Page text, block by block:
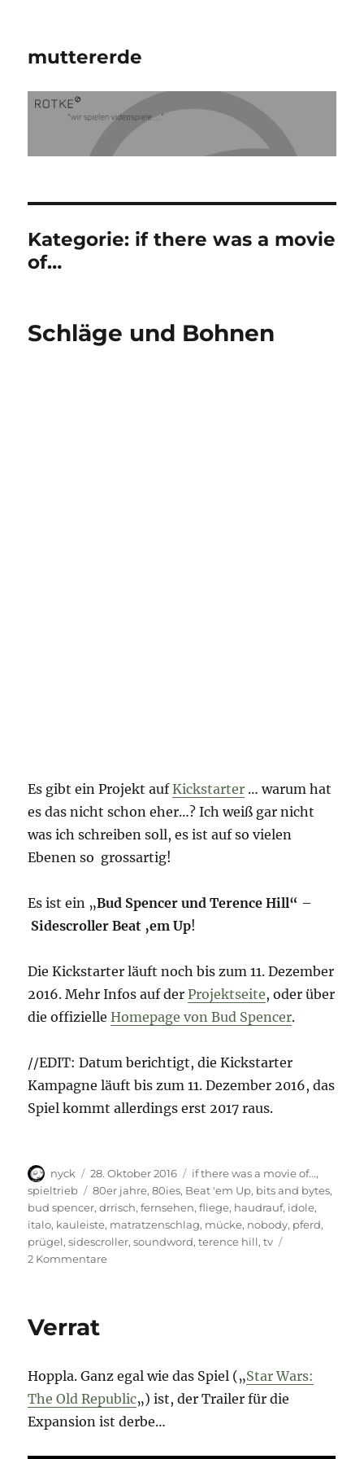
muttererde
Kategorie: if there was a movie
of…
Schläge und Bohnen
Es gibt ein Projekt aufKickstarter … warum hat
es das nicht schon eher…? Ich weiß gar nicht
was ich schreiben soll, es ist auf so vielen
Ebenen so grossartig!
Es ist ein „Bud Spencer und Terence Hill“ –
Sidescroller Beat ‚em Up!
Die Kickstarter läuft noch bis zum 11. Dezember
2016. Mehr Infos auf derProjektseite, oder über
die offizielleHomepage von Bud Spencer.
//EDIT: Datum berichtigt, die Kickstarter
Kampagne läuft bis zum 11. Dezember 2016, das
Spiel kommt allerdings erst 2017 raus.
Autor
nyck
Veröffentlicht
am
28. Oktober 2016 Kategorien
if there was a movie of...,
spieltrieb
Schlagwörter
80er jahre,80ies, Beat 'em Up, bits and bytes,
bud spencer,drrisch,fernsehen,fliege, haudrauf, idole,
italo, kauleiste, matratzenschlag, mücke, nobody, pferd,
prügel,sidescroller,soundword,terence hill,tv
2 Kommentarezu
Verrat
Hoppla. Ganz egal wie das Spiel („Star Wars:
The Old Republic„) ist, der Trailer für die
Expansion ist derbe…